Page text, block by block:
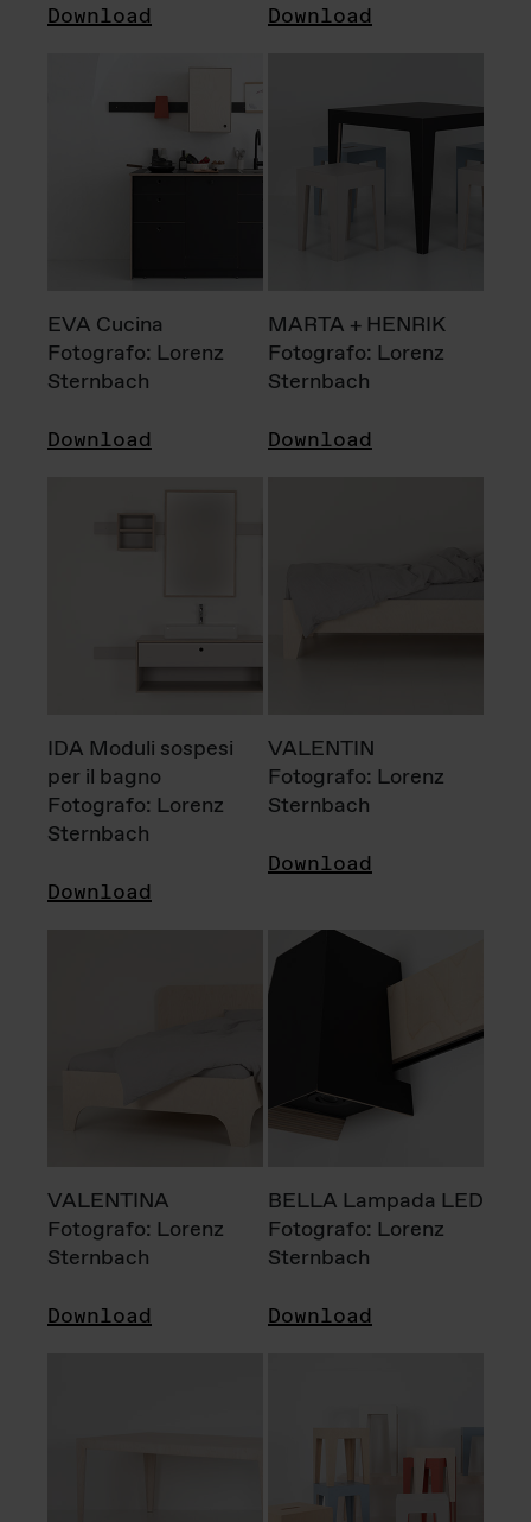
Download Download
EVA Cucina
Fotografo: Lorenz
Sternbach
Download
MARTA + HENRIK
Fotografo: Lorenz
Sternbach
Download
IDA Moduli sospesi
per il bagno
Fotografo: Lorenz
Sternbach
Download
VALENTIN
Fotografo: Lorenz
Sternbach
Download
VALENTINA
Fotografo: Lorenz
Sternbach
Download
BELLA Lampada LED
Fotografo: Lorenz
Sternbach
Download